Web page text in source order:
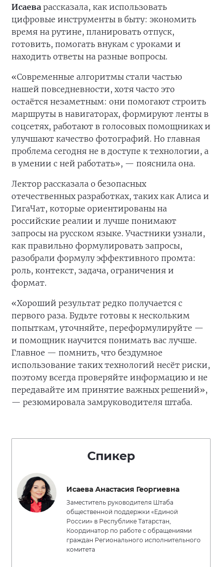
Исаева рассказала, как использовать
цифровые инструменты в быту: экономить
время на рутине, планировать отпуск,
готовить, помогать внукам с уроками и
находить ответы на разные вопросы.
«Современные алгоритмы стали частью
нашей повседневности, хотя часто это
остаётся незаметным: они помогают строить
маршруты в навигаторах, формируют ленты в
соцсетях, работают в голосовых помощниках и
улучшают качество фотографий. Но главная
проблема сегодня не в доступе к технологии, а
в умении с ней работать», — пояснила она.
Лектор рассказала о безопасных
отечественных разработках, таких как Алиса и
ГигаЧат, которые ориентированы на
российские реалии и лучше понимают
запросы на русском языке. Участники узнали,
как правильно формулировать запросы,
разобрали формулу эффективного промта:
роль, контекст, задача, ограничения и
формат.
«Хороший результат редко получается с
первого раза. Будьте готовы к нескольким
попыткам, уточняйте, переформулируйте —
и помощник научится понимать вас лучше.
Главное — помнить, что бездумное
использование таких технологий несёт риски,
поэтому всегда проверяйте информацию и не
передавайте им принятие важных решений»,
— резюмировала замруководителя штаба.
Спикер
Исаева Анастасия Георгиевна
Заместитель руководителя Штаба
общественной поддержки «Единой
России» в Республике Татарстан,
Координатор по работе с обращениями
граждан Регионального исполнительного
комитета